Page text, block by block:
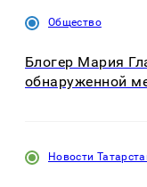
Общество
Блогер Мария
обнаруженной
Новости